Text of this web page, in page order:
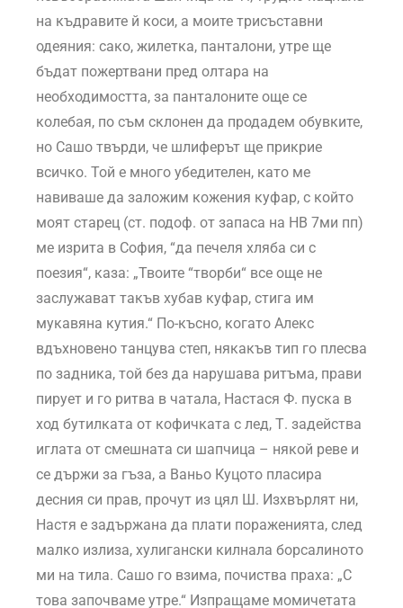
на къдравите й коси, а моите трисъставни
одеяния: сако, жилетка, панталони, утре ще
бъдат пожертвани пред олтара на
необходимостта, за панталоните още се
колебая, по съм склонен да продадем обувките,
но Сашо твърди, че шлиферът ще прикрие
всичко. Той е много убедителен, като ме
навиваше да заложим кожения куфар, с който
моят старец (ст. подоф. от запаса на НВ 7ми пп)
ме изрита в София, “да печеля хляба си с
поезия“, каза: „Твоите “творби“ все още не
заслужават такъв хубав куфар, стига им
мукавяна кутия.“ По-късно, когато Алекс
вдъхновено танцува степ, някакъв тип го плесва
по задника, той без да нарушава ритъма, прави
пирует и го ритва в чатала, Настася Ф. пуска в
ход бутилката от кофичката с лед, Т. задейства
иглата от смешната си шапчица – някой реве и
се държи за гъза, а Ваньо Куцото пласира
десния си прав, прочут из цял Ш. Изхвърлят ни,
Настя е задържана да плати пораженията, след
малко излиза, хулигански килнала борсалиното
ми на тила. Сашо го взима, почиства праха: „С
това започваме утре.“ Изпращаме момичетата